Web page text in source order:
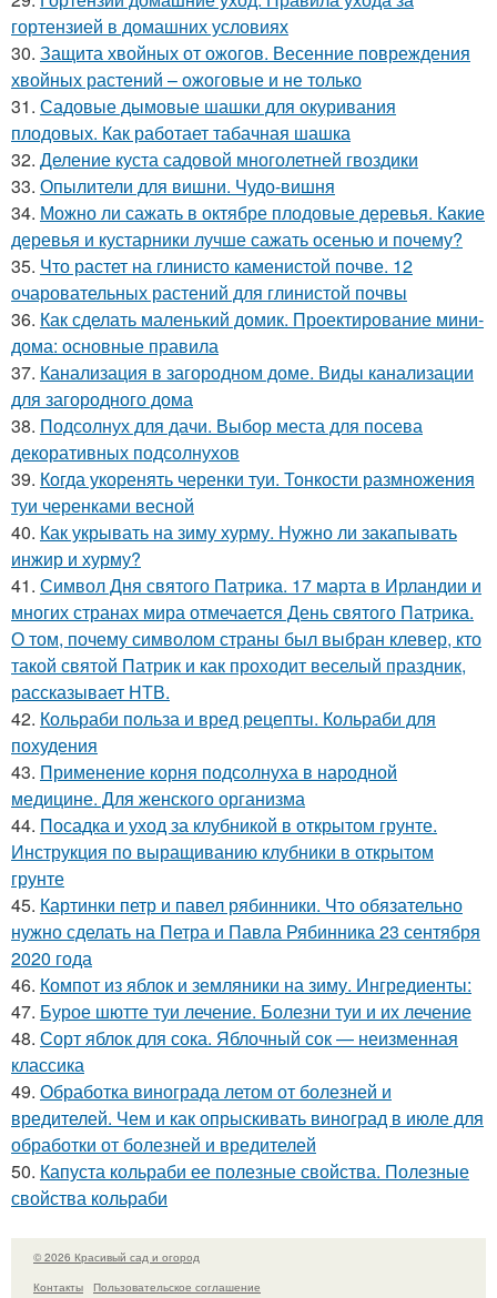
гортензией в домашних условиях
30. Защита хвойных от ожогов. Весенние повреждения
хвойных растений – ожоговые и не только
31. Садовые дымовые шашки для окуривания
плодовых. Как работает табачная шашка
32. Деление куста садовой многолетней гвоздики
33. Опылители для вишни. Чудо-вишня
34. Можно ли сажать в октябре плодовые деревья. Какие
деревья и кустарники лучше сажать осенью и почему?
35. Что растет на глинисто каменистой почве. 12
очаровательных растений для глинистой почвы
36. Как сделать маленький домик. Проектирование мини-
дома: основные правила
37. Канализация в загородном доме. Виды канализации
для загородного дома
38. Подсолнух для дачи. Выбор места для посева
декоративных подсолнухов
39. Когда укоренять черенки туи. Тонкости размножения
туи черенками весной
40. Как укрывать на зиму хурму. Нужно ли закапывать
инжир и хурму?
41. Символ Дня святого Патрика. 17 марта в Ирландии и
многих странах мира отмечается День святого Патрика.
О том, почему символом страны был выбран клевер, кто
такой святой Патрик и как проходит веселый праздник,
рассказывает НТВ.
42. Кольраби польза и вред рецепты. Кольраби для
похудения
43. Применение корня подсолнуха в народной
медицине. Для женского организма
44. Посадка и уход за клубникой в открытом грунте.
Инструкция по выращиванию клубники в открытом
грунте
45. Картинки петр и павел рябинники. Что обязательно
нужно сделать на Петра и Павла Рябинника 23 сентября
2020 года
46. Компот из яблок и земляники на зиму. Ингредиенты:
47. Бурое шютте туи лечение. Болезни туи и их лечение
48. Сорт яблок для сока. Яблочный сок — неизменная
классика
49. Обработка винограда летом от болезней и
вредителей. Чем и как опрыскивать виноград в июле для
обработки от болезней и вредителей
50. Капуста кольраби ее полезные свойства. Полезные
свойства кольраби
© 2026 Красивый сад и огород
Контакты
Пользовательское соглашение